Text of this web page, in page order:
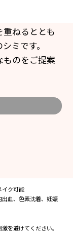
ねるととも
ミです。
ものをご提案
イク可能
血、色素沈着、妊娠
を避けてください。